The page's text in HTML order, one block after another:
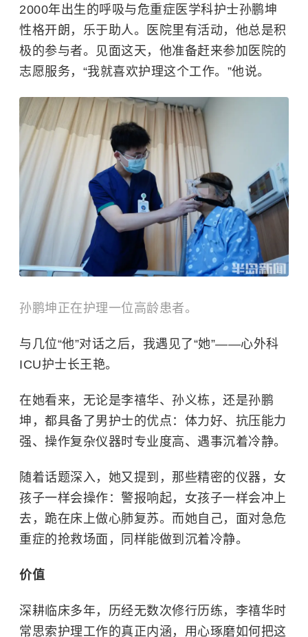
2000年出生的呼吸与危重症医学科护士孙鹏坤
性格开朗，乐于助人。医院里有活动，他总是积
极的参与者。见面这天，他准备赶来参加医院的
志愿服务，“我就喜欢护理这个工作。”他说。
孙鹏坤正在护理一位高龄患者。
与几位“他”对话之后，我遇见了“她”——心外科
ICU护士长王艳。
在她看来，无论是李禧华、孙义栋，还是孙鹏
坤，都具备了男护士的优点：体力好、抗压能力
强、操作复杂仪器时专业度高、遇事沉着冷静。
随着话题深入，她又提到，那些精密的仪器，女
孩子一样会操作：警报响起，女孩子一样会冲上
去，跪在床上做心肺复苏。而她自己，面对急危
重症的抢救场面，同样能做到沉着冷静。
价值
深耕临床多年，历经无数次修行历练，李禧华时
常思索护理工作的真正内涵，用心琢磨如何把这